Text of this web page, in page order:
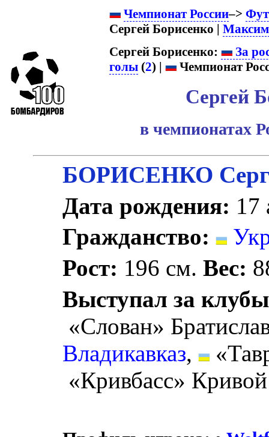
Чемпионат России–>
Сергей Борисенко |
Сергей Борисенко:
За
голы (2) | Чемпионат
Сергей
в чемпионатах
БОРИСЕНКО
Дата рождения: 17
Гражданство:
Рост: 196 см.Вес:
Выступал за
«Слован»
Владикавказ,
«Кривбасс»